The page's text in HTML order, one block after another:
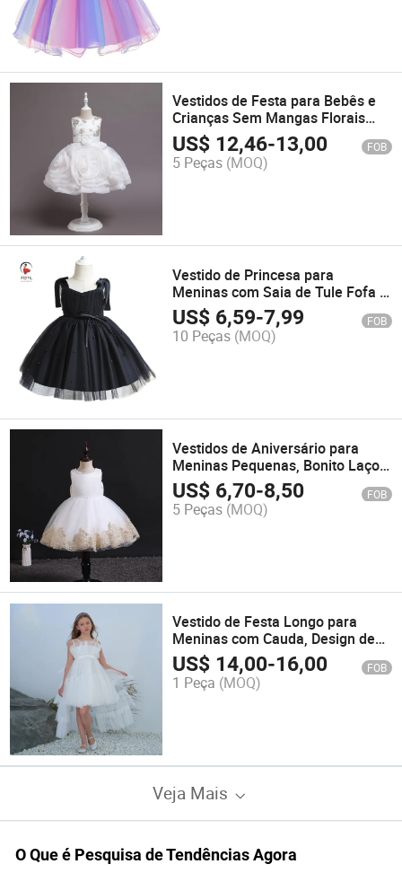
Vestidos de Festa para Bebês e
Crianças Sem Mangas Florais
Vestido de Baile para Usar
Vestido de Princesa
US$ 12,46-13,00 FOB
5 Peças (MOQ)
Vestido de Princesa para
Meninas com Saia de Tule Fofa e
Contas para Aniversário
US$ 6,59-7,99 FOB
10 Peças (MOQ)
Vestidos de Aniversário para
Meninas Pequenas, Bonito Laço,
Vestido de Princesa em Renda e
Tule
US$ 6,70-8,50 FOB
5 Peças (MOQ)
Vestido de Festa Longo para
Meninas com Cauda, Design de
Frock para Bebê, Vestido de
Princesa para Menina
US$ 14,00-16,00 FOB
1 Peça (MOQ)
Veja Mais
O Que é Pesquisa de Tendências Agora